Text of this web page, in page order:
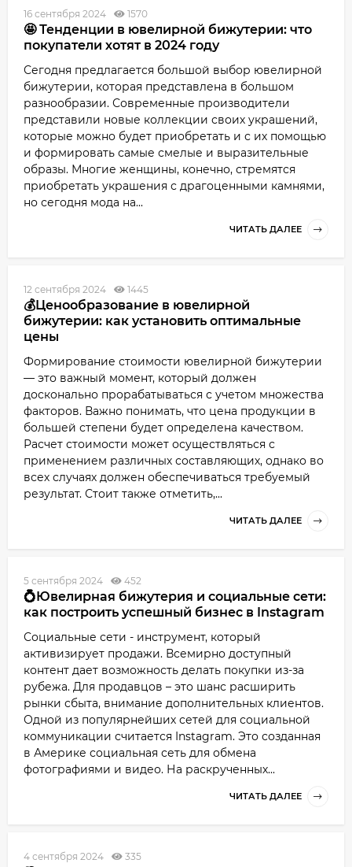
16 сентября 2024 1570
🤩 Тенденции в ювелирной бижутерии: что
покупатели хотят в 2024 году
Сегодня предлагается большой выбор ювелирной
бижутерии, которая представлена в большом
разнообразии. Современные производители
представили новые коллекции своих украшений,
которые можно будет приобретать и с их помощью
и формировать самые смелые и выразительные
образы. Многие женщины, конечно, стремятся
приобретать украшения с драгоценными камнями,
но сегодня мода на...
ЧИТАТЬ ДАЛЕЕ
12 сентября 2024 1445
💰Ценообразование в ювелирной
бижутерии: как установить оптимальные
цены
Формирование стоимости ювелирной бижутерии
— это важный момент, который должен
досконально прорабатываться с учетом множества
факторов. Важно понимать, что цена продукции в
большей степени будет определена качеством.
Расчет стоимости может осуществляться с
применением различных составляющих, однако во
всех случаях должен обеспечиваться требуемый
результат. Стоит также отметить,...
ЧИТАТЬ ДАЛЕЕ
5 сентября 2024 452
💍Ювелирная бижутерия и социальные сети:
как построить успешный бизнес в Instagram
Социальные сети - инструмент, который
активизирует продажи. Всемирно доступный
контент дает возможность делать покупки из-за
рубежа. Для продавцов – это шанс расширить
рынки сбыта, внимание дополнительных клиентов.
Одной из популярнейших сетей для социальной
коммуникации считается Instagram. Это созданная
в Америке социальная сеть для обмена
фотографиями и видео. На раскрученных...
ЧИТАТЬ ДАЛЕЕ
4 сентября 2024 335